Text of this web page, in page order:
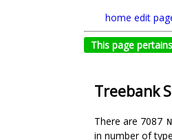
home edit
This page
Treebank
There are 7087
in number of